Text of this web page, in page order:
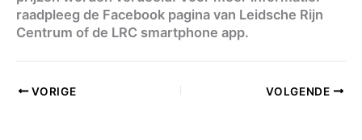
raadpleeg de Facebook pagina van Leidsche Rijn
Centrum of de LRC smartphone app.
VORIGE VOLGENDE